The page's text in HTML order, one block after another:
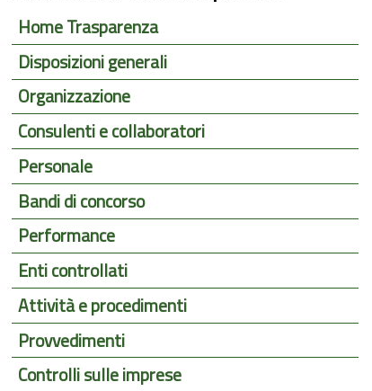
Home Trasparenza
Disposizioni generali
Organizzazione
Consulenti e collaboratori
Personale
Bandi di concorso
Performance
Enti controllati
Attività e procedimenti
Provvedimenti
Controlli sulle imprese